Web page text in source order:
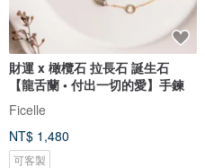
財運 x 橄欖石 拉長石 誕生石
【龍舌蘭 • 付出一切的愛】手鍊
Ficelle
NT$ 1,480
可客製